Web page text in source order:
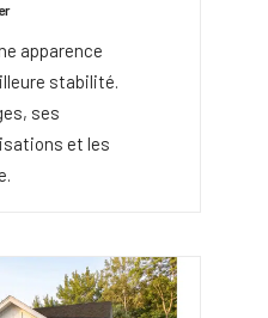
apparence
stabilité.
ses
et les